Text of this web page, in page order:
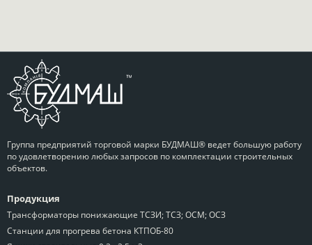
Группа предприятий торговой марки БУДМАШ® ведет большую работу
по удовлетворению любых запросов по комплектации строительных
объектов.
Продукция
Трансформаторы понижающие ТСЗИ; ТСЗ; ОСМ; ОСЗ
Станции для прогрева бетона КТПОБ-80